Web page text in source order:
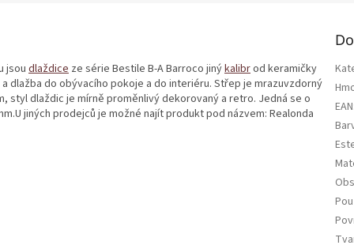
jsou dlaždice ze série Bestile B-A Barroco jinýkalibrod keramičky
dlažba do obývacího pokoje a do interiéru. Střep je mrazuvzdorný
styl dlaždic je mírně proměnlivý dekorovaný a retro. Jedná se o
jiných prodejců je možné najít produkt pod názvem: Realonda
EAN